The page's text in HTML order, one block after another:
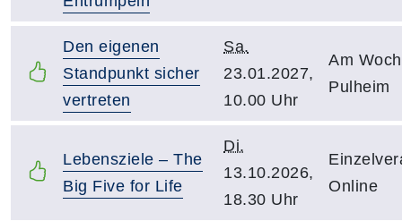
Den eigenen
Standpunkt sicher
vertreten
Sa.
23.01.2027,
10.00 Uhr
Am
Pulheim
Lebensziele – The
Big Five for Life
Di.
13.10.2026,
18.30 Uhr
Online